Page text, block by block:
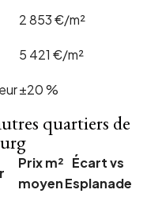
2 853 €/m²
5 421 €/m²
±20 %
quartiers de
Prix m²
moyen
Écart vs
Esplanade